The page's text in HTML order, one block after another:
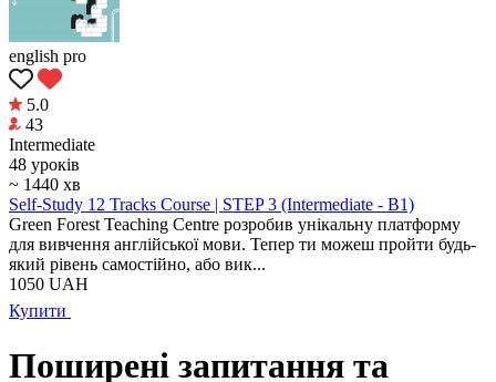
english pro
5.0
43
Intermediate
48 уроків
~ 1440 хв
Self-Study 12 Tracks Course | STEP 3 (Intermediate - B1)
Green Forest Teaching Centre розробив унікальну платформу
для вивчення англійської мови. Тепер ти можеш пройти будь-
який рівень самостійно, або вик...
1050 UAH
Купити
Поширені запитання та